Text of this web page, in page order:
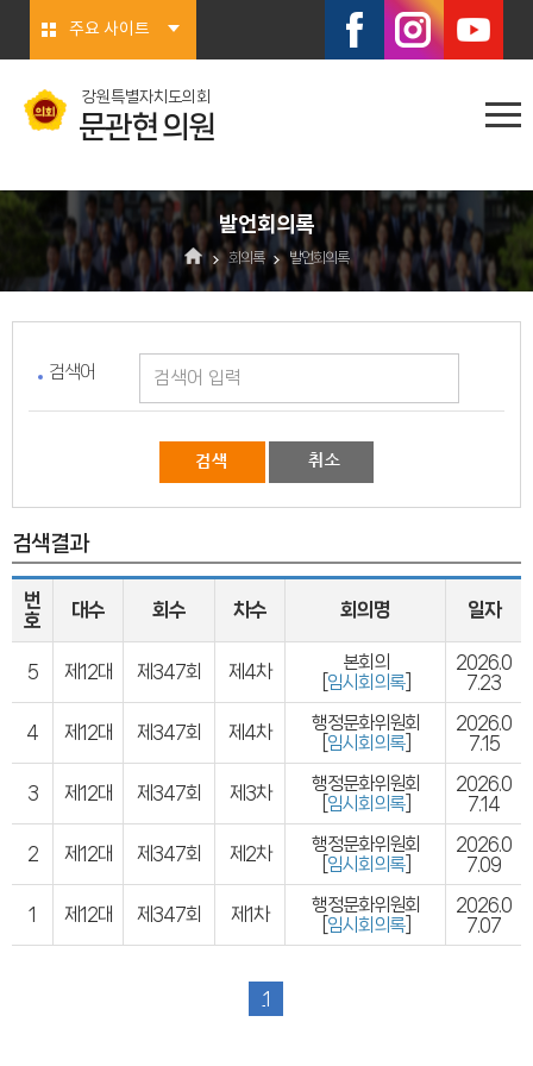
주요 사이트
강원특별자치도의회
문관현 의원
발언회의록
회의록 발언회의록
검색어
검색결과
번
호
대수 회수 차수 회의명 일자
5 제12대 제347회 제4차
본회의
임시회의록]
2026.0
7.23
4 제12대 제347회 제4차
행정문화위원회
임시회의록]
2026.0
7.15
3 제12대 제347회 제3차
행정문화위원회
임시회의록]
2026.0
7.14
2 제12대 제347회 제2차
행정문화위원회
임시회의록]
2026.0
7.09
1 제12대 제347회 제1차
행정문화위원회
임시회의록]
2026.0
7.07
1